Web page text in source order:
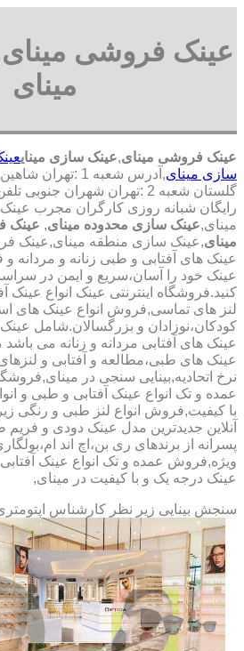
عینک فروشی
مینای
عینک فروشی مینای,عینک سازی مینای
سازی مینای
,آدرس شعبه 1
گلستان شعبه 2 :تهران شهران
رایگان شبانه روزی کارگران مجرب
مینای,عینک سازی محدوده مینای, عینک
مینای,عینک سازی منطقه مینای,عینک
عینک های آفتابی و طبی زنانه و مردانه
عینک خود را آسان،سریع و ایمن در
کنید.فروشگاه اینترنتی عینک انواع
لنز های تماسی,فروش انواع عینک های
کودکان،نوزادان و بزرگسالان.شامل
عینک های آفتابی مردانه و زنانه می
عینک های طبی،مطالعه و آفتابی و
نرخ اتحادیه,بینایی سنجی در
عمده و تک انواع عینک آفتابی و طبی و
با کیفیت,فروش انواع لنز طبی و رنگی
آنلاین جدیدترین مدل عینک دودی و فریم
پسرانه از برندهای ری بن،اچ اند
ویژه,فروش عمده و تک انواع عینک
عینک درجه یک و با کیفیت در مینای,
سنجش بینایی زیر نظر کارشناس